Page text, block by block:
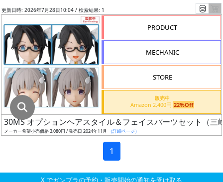
ス
ケ
ー
ル
成
形
更新日時: 2026年7月28日10:04 / 検索結果: 1
PRODUCT
MECHANIC
STORE
販売中
Amazon 2,400円 22%Off
30MS オプションヘアスタイル＆フェイスパーツセット（三
メーカー希望小売価格 3,080円 / 発売日 2024年11月 （詳細ページ）
1
X でガンプラの予約・販売開始の通知を受け取る